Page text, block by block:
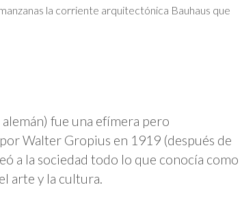
la corriente arquitectónica Bauhaus que
fue una efímera pero
Walter Gropius en 1919 (después de
a la sociedad todo lo que conocía como
arte y la cultura.